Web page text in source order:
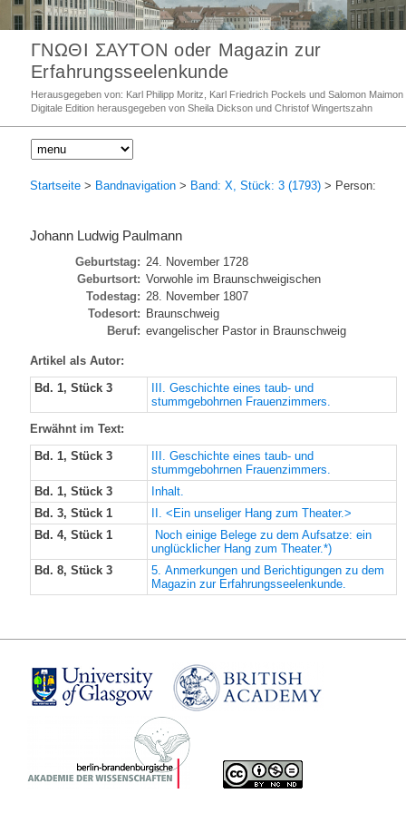
ΓΝΩΘΙ ΣΑΥΤΟΝ oder Magazin zur
Erfahrungsseelenkunde
Herausgegeben von: Karl Philipp Moritz, Karl Friedrich Pockels und Salomon Maimon
Digitale Edition herausgegeben von Sheila Dickson und Christof Wingertszahn
Startseite > Bandnavigation > Band: X, Stück: 3 (1793) > Person:
Johann Ludwig Paulmann
Geburtstag: 24. November 1728
Geburtsort: Vorwohle im Braunschweigischen
Todestag: 28. November 1807
Todesort: Braunschweig
Beruf: evangelischer Pastor in Braunschweig
Artikel als Autor:
Bd. 1, Stück 3
III. Geschichte eines taub- und
stummgebohrnen Frauenzimmers.
Erwähnt im Text:
Bd. 1, Stück 3
III. Geschichte eines taub- und
stummgebohrnen Frauenzimmers.
Bd. 1, Stück 3
Inhalt.
Bd. 3, Stück 1
II. <Ein unseliger Hang zum Theater.>
Bd. 4, Stück 1
Noch einige Belege zu dem Aufsatze: ein
unglücklicher Hang zum Theater.*)
Bd. 8, Stück 3
5. Anmerkungen und Berichtigungen zu dem
Magazin zur Erfahrungsseelenkunde.